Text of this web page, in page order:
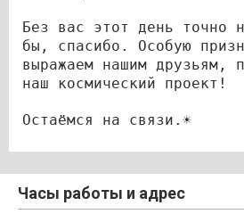
Без вас этот день точно
бы, спасибо. Особую
выражаем нашим друзьям,
наш космический проект!
Остаёмся на связи.☀
Часы работы и адрес